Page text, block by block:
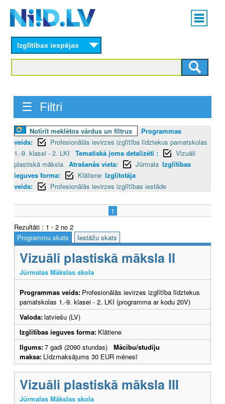
content
Main
menu
Izglītības iespējas
☰ Filtri
Notīrīt meklētos vārdus un filtrus
Programmas
veids:
Profesionālās ievirzes izglītība līdztekus pamatskolas
1.-9. klasei - 2. LKI
Tematiskā joma detalizēti :
Vizuāli
plastiskā māksla Atrašanās vieta: Jūrmala Izglītības
ieguves forma:
Klātiene Izglītotāja
veids:
Profesionālās ievirzes izglītības iestāde
1
Rezultāti : 1 - 2 no 2
Programmu skats
Iestāžu skats
Vizuāli plastiskā māksla II
Jūrmalas Mākslas skola
Programmas veids: Profesionālās ievirzes izglītība līdztekus
pamatskolas 1.-9. klasei - 2. LKI (programma ar kodu 20V)
Valoda:latviešu (LV)
Izglītības ieguves forma: Klātiene
Ilgums:7 gadi (2090 stundas) Mācību/studiju
maksa: Līdzmaksājums 30 EUR mēnesī
Vizuāli plastiskā māksla III
Jūrmalas Mākslas skola